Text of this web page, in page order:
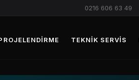
0216 606 63 49
TEKNIK SERVIS